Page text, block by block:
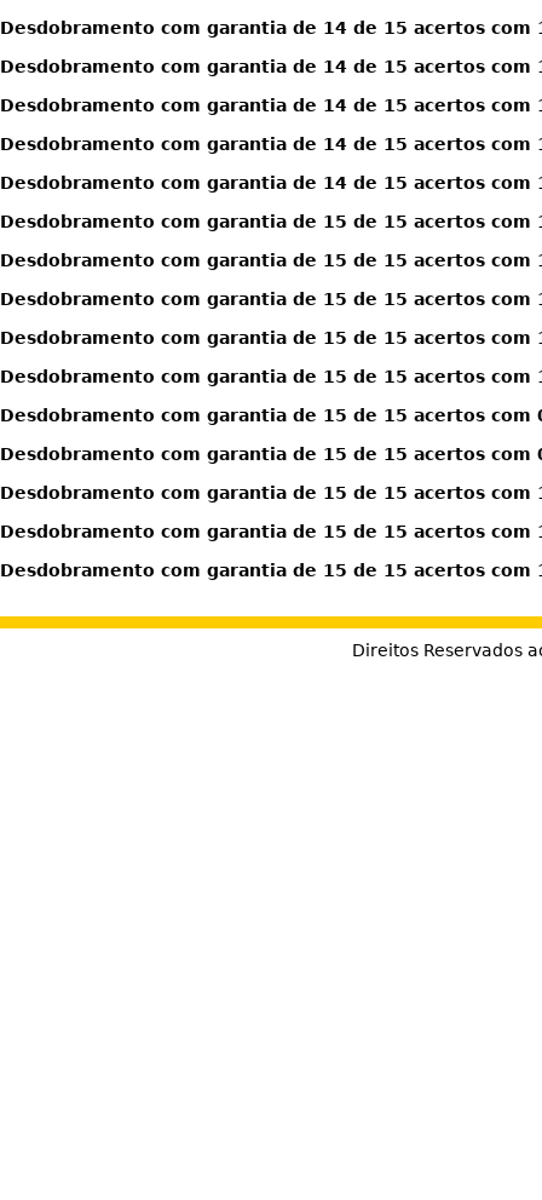
Desdobramento com garantia de 14 de 15 acertos com
Desdobramento com garantia de 14 de 15 acertos com
Desdobramento com garantia de 14 de 15 acertos com
Desdobramento com garantia de 14 de 15 acertos com
Desdobramento com garantia de 14 de 15 acertos com
Desdobramento com garantia de 15 de 15 acertos com
Desdobramento com garantia de 15 de 15 acertos com
Desdobramento com garantia de 15 de 15 acertos com
Desdobramento com garantia de 15 de 15 acertos com
Desdobramento com garantia de 15 de 15 acertos com
Desdobramento com garantia de 15 de 15 acertos com
Desdobramento com garantia de 15 de 15 acertos com
Desdobramento com garantia de 15 de 15 acertos com
Desdobramento com garantia de 15 de 15 acertos com
Desdobramento com garantia de 15 de 15 acertos com
Direitos Reservados